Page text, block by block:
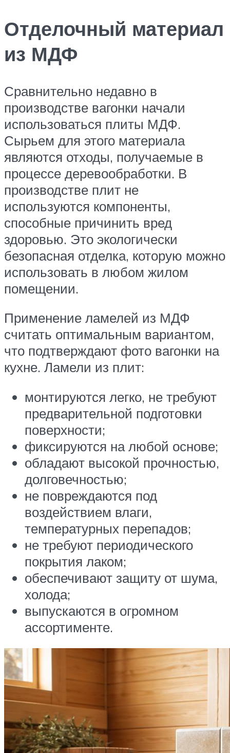
Отделочный материал
из МДФ
Сравнительно недавно в
производстве вагонки начали
использоваться плиты МДФ.
Сырьем для этого материала
являются отходы, получаемые в
процессе деревообработки. В
производстве плит не
используются компоненты,
способные причинить вред
здоровью. Это экологически
безопасная отделка, которую можно
использовать в любом жилом
помещении.
Применение ламелей из МДФ
считать оптимальным вариантом,
что подтверждают фото вагонки на
кухне. Ламели из плит:
монтируются легко, не требуют
предварительной подготовки
поверхности;
фиксируются на любой основе;
обладают высокой прочностью,
долговечностью;
не повреждаются под
воздействием влаги,
температурных перепадов;
не требуют периодического
покрытия лаком;
обеспечивают защиту от шума,
холода;
выпускаются в огромном
ассортименте.